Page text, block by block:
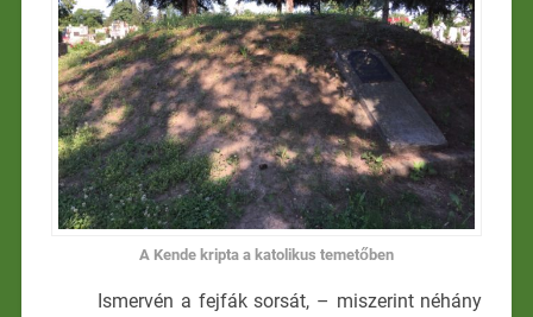
A Kende kripta a katolikus temetőben
Ismervén a fejfák sorsát, – miszerint néhány